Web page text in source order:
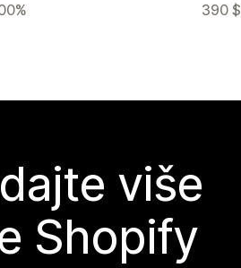
390 $
više
Shopify